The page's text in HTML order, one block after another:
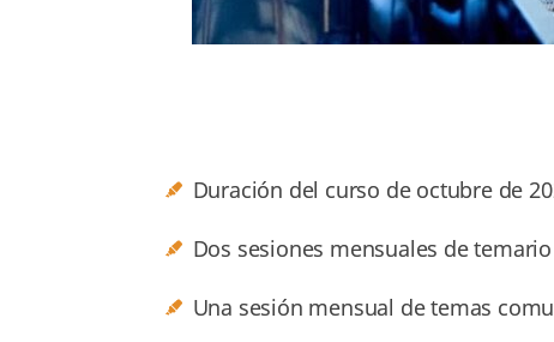
Duración del curso de octubre de
Dos sesiones mensuales de
Una sesión mensual de temas